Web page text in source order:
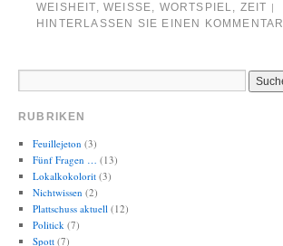
WEISHEIT,WEISSE , WORTSPIEL, ZEIT |
HINTERLASSEN SIE EINEN KOMMENTAR
RUBRIKEN
Feuillejeton (3)
Fünf Fragen … (13)
Lokalkokolorit(3)
Nichtwissen (2)
Plattschuss aktuell(12)
Politick(7)
Spott(7)